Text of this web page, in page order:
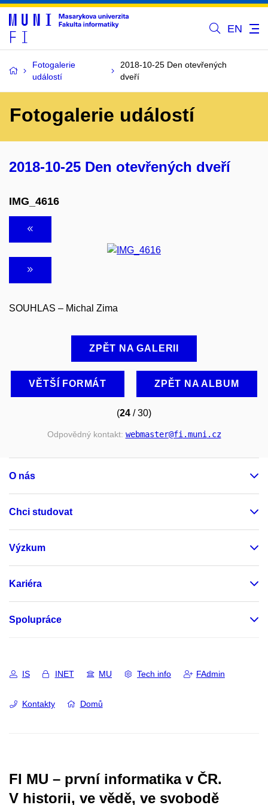
EN
Fotogalerie
událostí
2018-10-25 Den otevřených
dveří
Fotogalerie událostí
2018-10-25 Den otevřených dveří
IMG_4616
SOUHLAS – Michal Zima
ZPĚT NA GALERII
VĚTŠÍ FORMÁT ZPĚT NA ALBUM
(24 / 30)
Odpovědný kontakt: webmaster@fi .muni .cz
O nás
Chci studovat
Výzkum
Kariéra
Spolupráce
IS INET MU Tech info FAdmin
Kontakty Domů
FI MU – první informatika v ČR.
V historii, ve vědě, ve svobodě